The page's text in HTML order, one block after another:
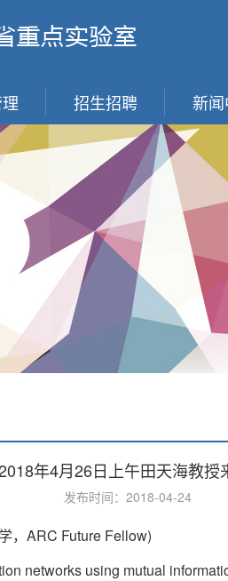
招生招聘 新
2018年4月26日上午田天海教
发布时间：2018-04-24
，ARC Future Fellow)
networks using mutual